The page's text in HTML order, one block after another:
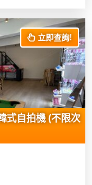
立即查詢!
式自拍機 (不限次